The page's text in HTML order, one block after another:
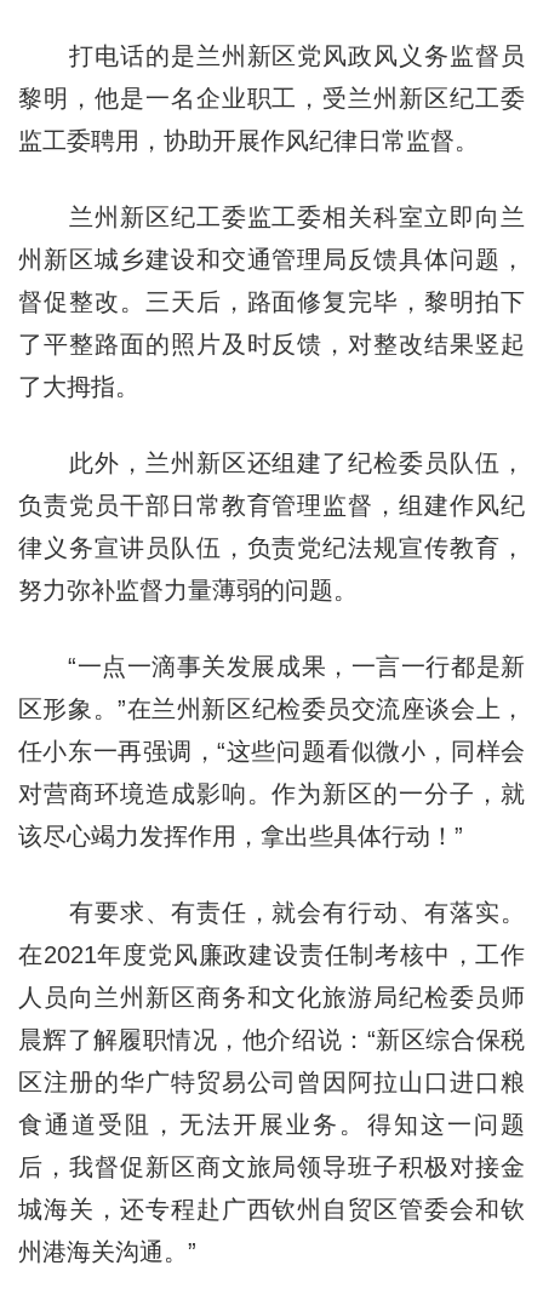
打电话的是兰州新区党风政风义务监督员
黎明，他是一名企业职工，受兰州新区纪工委
监工委聘用，协助开展作风纪律日常监督。
兰州新区纪工委监工委相关科室立即向兰
州新区城乡建设和交通管理局反馈具体问题，
督促整改。三天后，路面修复完毕，黎明拍下
了平整路面的照片及时反馈，对整改结果竖起
了大拇指。
此外，兰州新区还组建了纪检委员队伍，
负责党员干部日常教育管理监督，组建作风纪
律义务宣讲员队伍，负责党纪法规宣传教育，
努力弥补监督力量薄弱的问题。
“一点一滴事关发展成果，一言一行都是新
区形象。”在兰州新区纪检委员交流座谈会上，
任小东一再强调，“这些问题看似微小，同样会
对营商环境造成影响。作为新区的一分子，就
该尽心竭力发挥作用，拿出些具体行动！”
有要求、有责任，就会有行动、有落实。
在2021年度党风廉政建设责任制考核中，工作
人员向兰州新区商务和文化旅游局纪检委员师
晨辉了解履职情况，他介绍说：“新区综合保税
区注册的华广特贸易公司曾因阿拉山口进口粮
食通道受阻，无法开展业务。得知这一问题
后，我督促新区商文旅局领导班子积极对接金
城海关，还专程赴广西钦州自贸区管委会和钦
州港海关沟通。”